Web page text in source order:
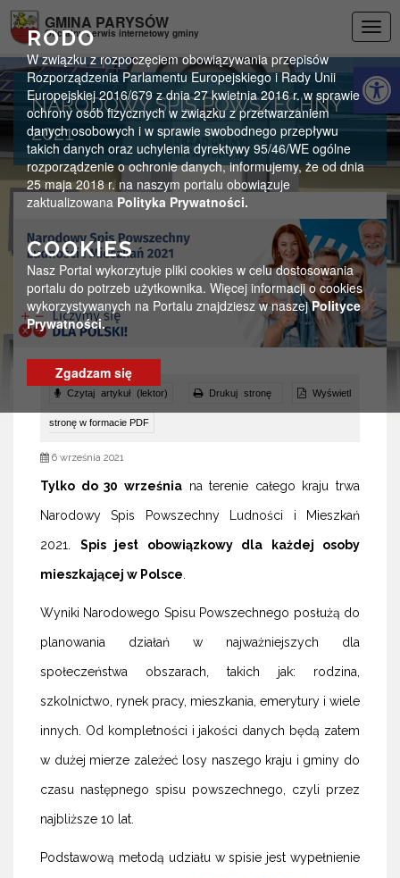
RODO
W związku z rozpoczęciem obowiązywania przepisów
Rozporządzenia Parlamentu Europejskiego i Rady Unii
Europejskiej 2016/679 z dnia 27 kwietnia 2016 r. w sprawie
ochrony osób fizycznych w związku z przetwarzaniem
danych osobowych i w sprawie swobodnego przepływu
takich danych oraz uchylenia dyrektywy 95/46/WE ogólne
rozporządzenie o ochronie danych, informujemy, że od dnia
25 maja 2018 r. na naszym portalu obowiązuje
zaktualizowana Polityka Prywatności.
COOKIES
Nasz Portal wykorzytuje pliki cookies w celu dostosowania
portalu do potrzeb użytkownika. Więcej informacji o cookies
wykorzystywanych na Portalu znajdziesz w naszejPolityce
Prywatności.
Zgadzam się
GMINA PARYSÓW
Oficjalny serwis internetowy gminy
NARODOWY SPIS POWSZECHNY
2021
Czytaj artykuł (lektor) Drukuj stronę Wyświetl
stronę w formacie PDF
6 września 2021
Tylko do 30 wrześniana terenie całego kraju trwa
Narodowy Spis Powszechny Ludności i Mieszkań
2021. Spis jest obowiązkowy dla każdej osoby
mieszkającej w Polsce
Wyniki Narodowego Spisu Powszechnego posłużą do
planowania działań w najważniejszych dla
społeczeństwa obszarach, takich jak: rodzina,
szkolnictwo, rynek pracy, mieszkania, emerytury i wiele
innych. Od kompletności i jakości danych będą zatem
w dużej mierze zależeć losy naszego kraju i gminy do
czasu następnego spisu powszechnego, czyli przez
najbliższe 10 lat.
Podstawową metodą udziału w spisie jest wypełnienie